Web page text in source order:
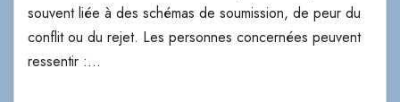
souvent liée à des schémas de soumission, de peur du
conflit ou du rejet. Les personnes concernées peuvent
ressentir :…